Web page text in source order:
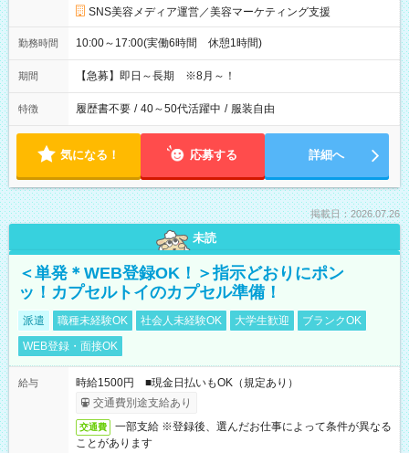
SNS美容メディア運営／美容マーケティング支援
勤務時間 10:00～17:00(実働6時間 休憩1時間)
期間 【急募】即日～長期 ※8月～！
特徴 履歴書不要 / 40～50代活躍中 / 服装自由
気になる！ 応募する 詳細へ
掲載日：2026.07.26
未読
＜単発＊WEB登録OK！＞指示どおりにポン
ッ！カプセルトイのカプセル準備！
派遣 職種未経験OK 社会人未経験OK 大学生歓迎
ブランクOK
WEB登録・面接OK
給与
時給1500円 ■現金日払いもOK（規定あり）
交通費別途支給あり
交通費
一部支給 ※登録後、選んだお仕事によって条件が異なる
ことがあります